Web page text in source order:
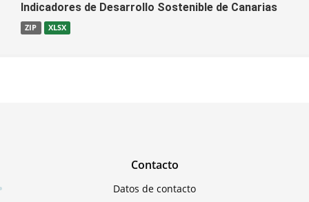
Indicadores de Desarrollo Sostenible de Canarias
ZIP XLSX
Contacto
Datos de contacto